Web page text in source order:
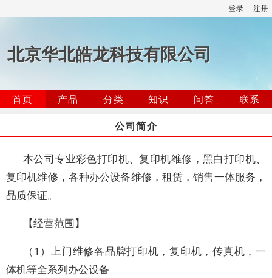
登录 注册
北京华北皓龙科技有限公司
首页 产品 分类 知识 问答
联系
公司简介
本公司专业彩色打印机、复印机维修，黑白打印机、
复印机维修，各种办公设备维修，租赁，销售一体服务，
品质保证。
【经营范围】
（1）上门维修各品牌打印机，复印机，传真机，一
体机等全系列办公设备